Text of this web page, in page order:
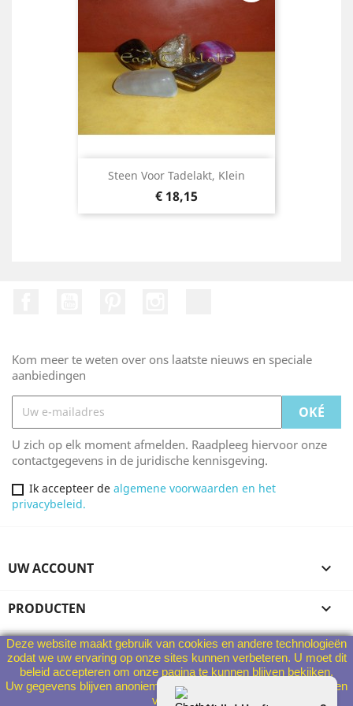
Steen Voor Tadelakt, Klein
Prijs
€ 18,15
Kom meer te weten over ons laatste nieuws en speciale
aanbiedingen
U zich op elk moment afmelden. Raadpleeg hiervoor onze
contactgegevens in de juridische kennisgeving.
Ik accepteer de algemene voorwaarden en het
privacybeleid.
UW ACCOUNT 
PRODUCTEN 
ONS BEDRIJF 
Deze website maakt gebruik van cookies en andere technologieën
zodat we uw ervaring op onze sites kunnen verbeteren. U moet dit
beleid accepteren om onze pagina te kunnen blijven bekijken.
Uw gegevens blijven anoniem en worden in geen geval aan derden
verstrekt.
WINKELGEGEVENS